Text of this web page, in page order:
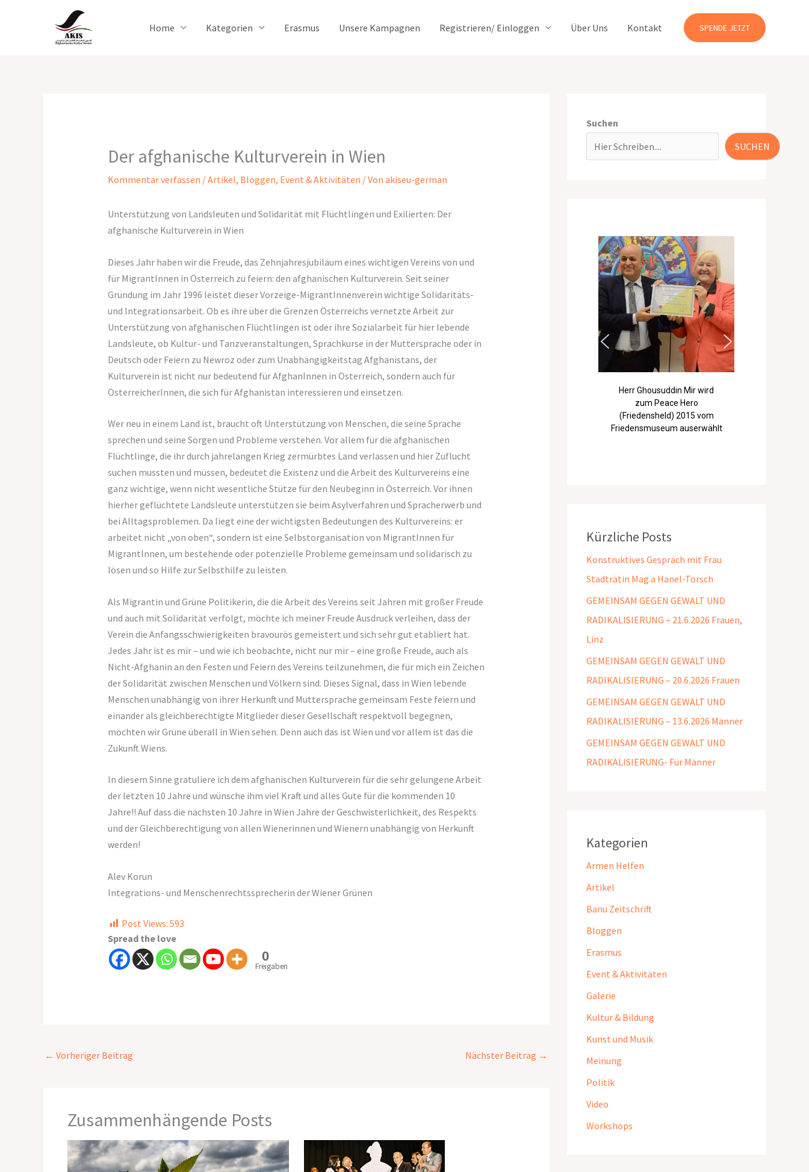
Home Kategorien Erasmus Unsere Kampagnen Registrieren/ Einloggen Über Uns Kontakt SPENDE JETZT
Der afghanische Kulturverein in Wien
Kommentar verfassen /Artikel, Bloggen, Event & Aktivitäten / Von akiseu-german
Unterstützung von Landsleuten und Solidarität mit Flüchtlingen und Exilierten: Der
afghanische Kulturverein in Wien
Dieses Jahr haben wir die Freude, das Zehnjahresjubiläum eines wichtigen Vereins von und
für MigrantInnen in Österreich zu feiern: den afghanischen Kulturverein. Seit seiner
Gründung im Jahr 1996 leistet dieser Vorzeige-MigrantInnenverein wichtige Solidaritäts-
und Integrationsarbeit. Ob es ihre über die Grenzen Österreichs vernetzte Arbeit zur
Unterstützung von afghanischen Flüchtlingen ist oder ihre Sozialarbeit für hier lebende
Landsleute, ob Kultur- und Tanzveranstaltungen, Sprachkurse in der Muttersprache oder in
Deutsch oder Feiern zu Newroz oder zum Unabhängigkeitstag Afghanistans, der
Kulturverein ist nicht nur bedeutend für AfghanInnen in Österreich, sondern auch für
ÖsterreicherInnen, die sich für Afghanistan interessieren und einsetzen.
Wer neu in einem Land ist, braucht oft Unterstützung von Menschen, die seine Sprache
sprechen und seine Sorgen und Probleme verstehen. Vor allem für die afghanischen
Flüchtlinge, die ihr durch jahrelangen Krieg zermürbtes Land verlassen und hier Zuflucht
suchen mussten und müssen, bedeutet die Existenz und die Arbeit des Kulturvereins eine
ganz wichtige, wenn nicht wesentliche Stütze für den Neubeginn in Österreich. Vor ihnen
hierher geflüchtete Landsleute unterstützen sie beim Asylverfahren und Spracherwerb und
bei Alltagsproblemen. Da liegt eine der wichtigsten Bedeutungen des Kulturvereins: er
arbeitet nicht „von oben“, sondern ist eine Selbstorganisation von MigrantInnen für
MigrantInnen, um bestehende oder potenzielle Probleme gemeinsam und solidarisch zu
lösen und so Hilfe zur Selbsthilfe zu leisten.
Als Migrantin und Grüne Politikerin, die die Arbeit des Vereins seit Jahren mit großer Freude
und auch mit Solidarität verfolgt, möchte ich meiner Freude Ausdruck verleihen, dass der
Verein die Anfangsschwierigkeiten bravourös gemeistert und sich sehr gut etabliert hat.
Jedes Jahr ist es mir – und wie ich beobachte, nicht nur mir – eine große Freude, auch als
Nicht-Afghanin an den Festen und Feiern des Vereins teilzunehmen, die für mich ein Zeichen
der Solidarität zwischen Menschen und Völkern sind. Dieses Signal, dass in Wien lebende
Menschen unabhängig von ihrer Herkunft und Muttersprache gemeinsam Feste feiern und
einander als gleichberechtigte Mitglieder dieser Gesellschaft respektvoll begegnen,
möchten wir Grüne überall in Wien sehen. Denn auch das ist Wien und vor allem ist das die
Zukunft Wiens.
In diesem Sinne gratuliere ich dem afghanischen Kulturverein für die sehr gelungene Arbeit
der letzten 10 Jahre und wünsche ihm viel Kraft und alles Gute für die kommenden 10
Jahre!! Auf dass die nächsten 10 Jahre in Wien Jahre der Geschwisterlichkeit, des Respekts
und der Gleichberechtigung von allen Wienerinnen und Wienern unabhängig von Herkunft
werden!
Alev Korun
Integrations- und Menschenrechtssprecherin der Wiener Grünen
Post Views: 593
Spread the love
0
Freigaben
← Vorheriger Beitrag Nächster Beitrag →
Zusammenhängende Posts
Suchen
SUCHEN
Herr Ghousuddin Mir wird
zum Peace Hero
(Friedensheld) 2015 vom
Friedensmuseum auserwählt
Kürzliche Posts
Konstruktives Gespräch mit Frau
Stadträtin Mag.a Hanel-Torsch
GEMEINSAM GEGEN GEWALT UND
RADIKALISIERUNG – 21.6.2026 Frauen,
Linz
GEMEINSAM GEGEN GEWALT UND
RADIKALISIERUNG – 20.6.2026 Frauen
GEMEINSAM GEGEN GEWALT UND
RADIKALISIERUNG – 13.6.2026 Männer
GEMEINSAM GEGEN GEWALT UND
RADIKALISIERUNG- Für Männer
Kategorien
Armen Helfen
Artikel
Banu Zeitschrift
Bloggen
Erasmus
Event & Aktivitäten
Galerie
Kultur & Bildung
Kunst und Musik
Meinung
Politik
Video
Workshops